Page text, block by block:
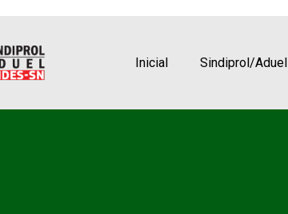
Inicial Sindiprol/Aduel
– 17 de julho de 2021